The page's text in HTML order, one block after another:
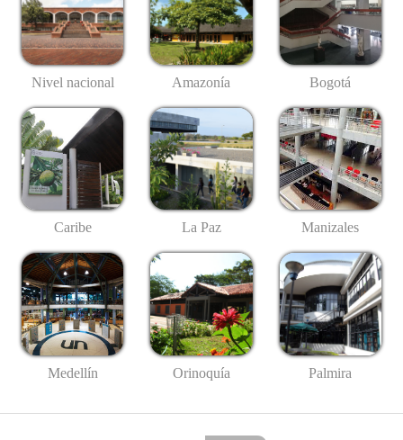
Nivel nacional Amazonía Bogotá
Caribe La Paz Manizales
Medellín Orinoquía Palmira